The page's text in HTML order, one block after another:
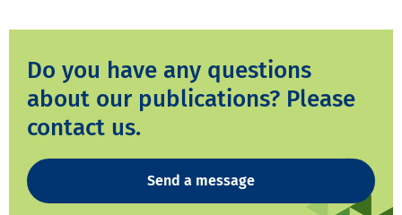
Do you have any questions
about our publications? Please
contact us.
Send a message